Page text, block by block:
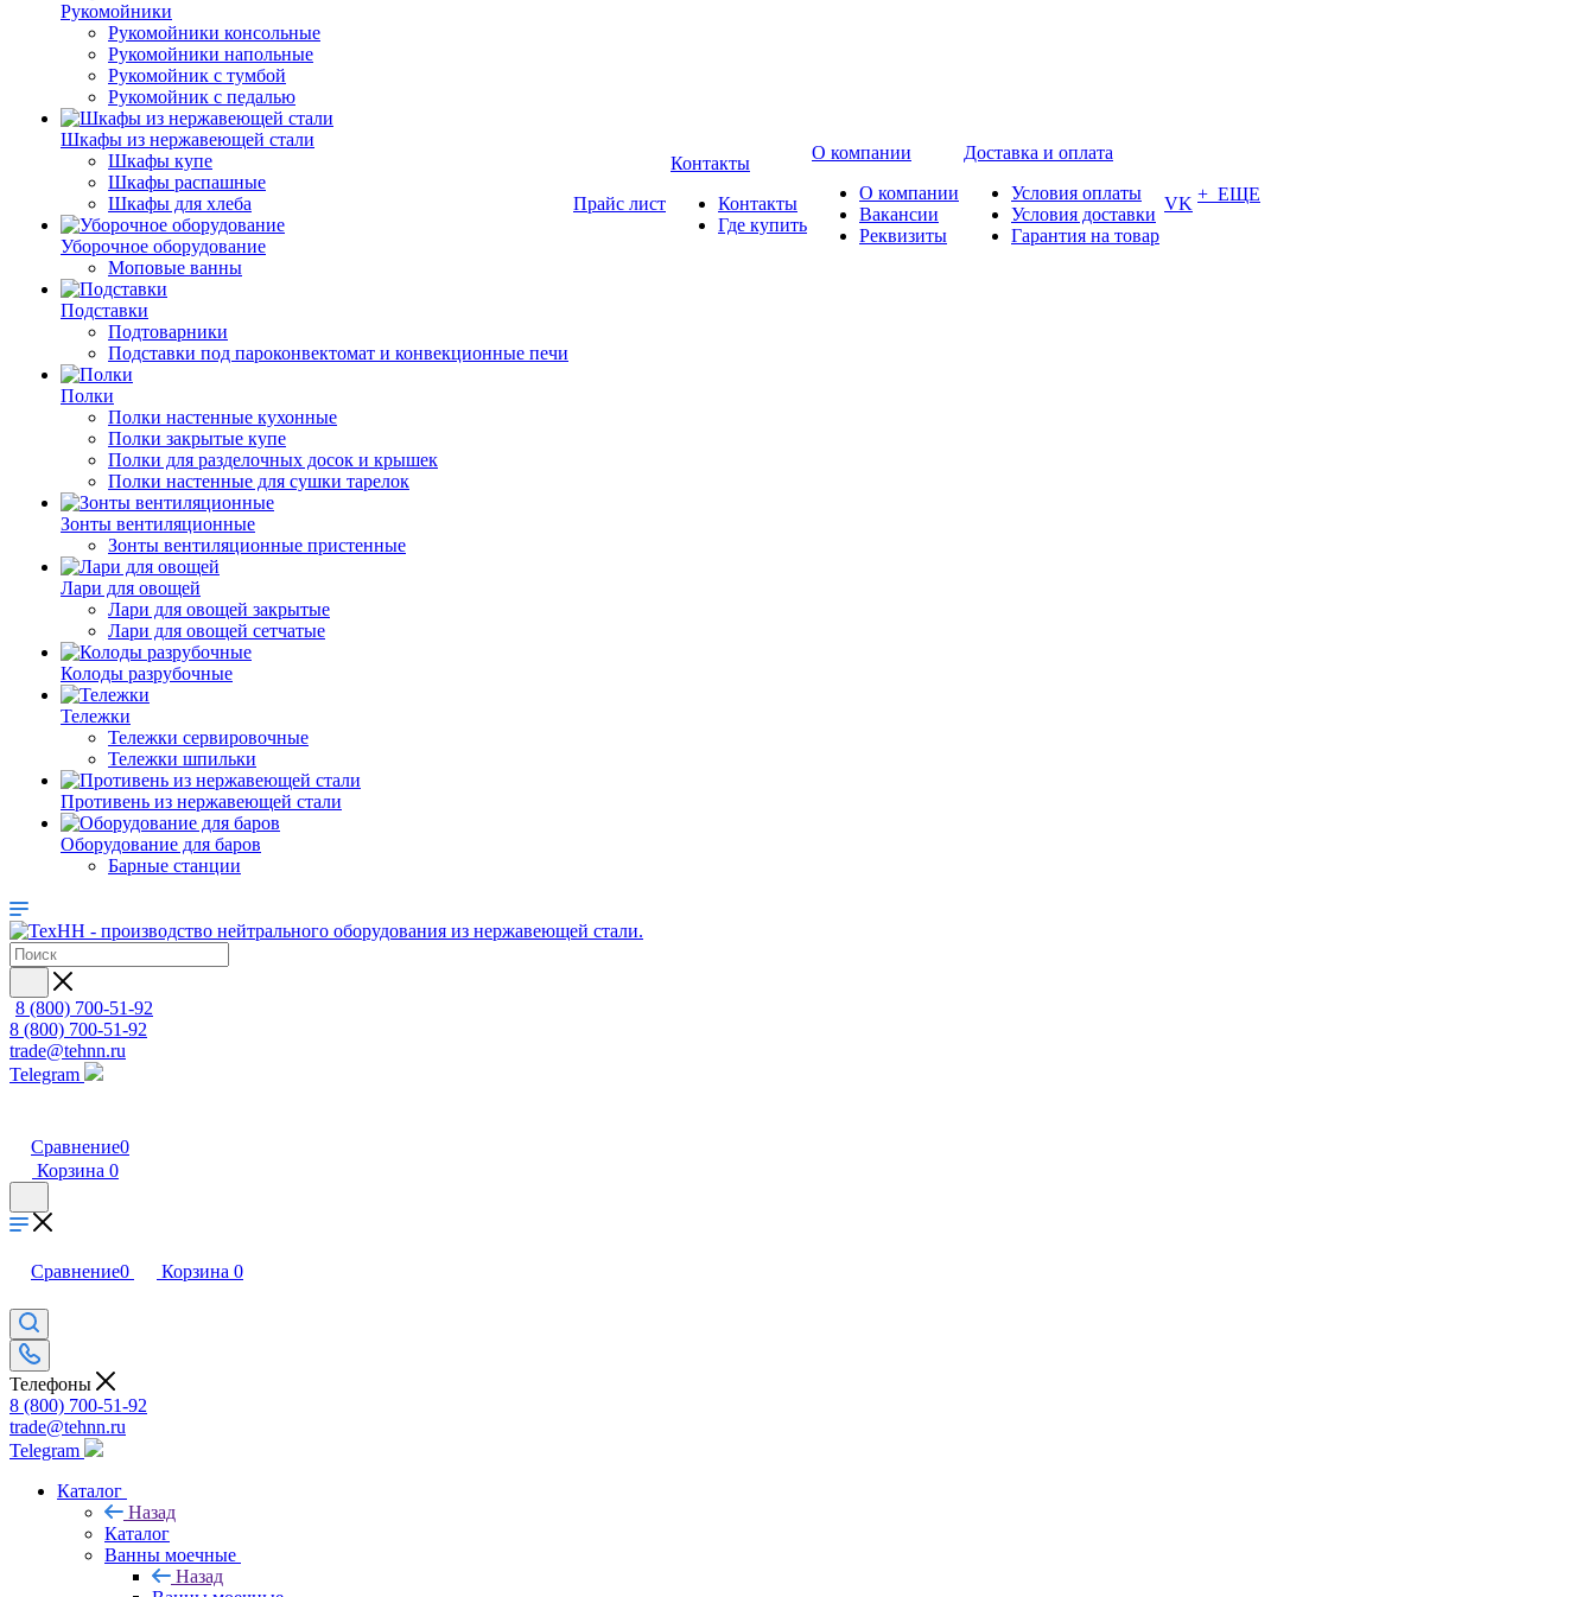
Рукомойники
Рукомойники консольные
Рукомойники напольные
Рукомойник с тумбой
Рукомойник с педалью
Шкафы из нержавеющей стали
Шкафы купе
Шкафы распашные
Шкафы для хлеба
Уборочное оборудование
Моповые ванны
Подставки
Подтоварники
Подставки под пароконвектомат и конвекционные печи
Полки
Полки настенные кухонные
Полки закрытые купе
Полки для разделочных досок и крышек
Полки настенные для сушки тарелок
Зонты вентиляционные
Зонты вентиляционные пристенные
Лари для овощей
Лари для овощей закрытые
Лари для овощей сетчатые
Колоды разрубочные
Тележки
Тележки сервировочные
Тележки шпильки
Противень из нержавеющей стали
Оборудование для баров
Барные станции
Прайс лист
Контакты
Контакты
Где купить
О компании
О компании
Вакансии
Реквизиты
Доставка и оплата
Условия оплаты
Условия доставки
Гарантия на товар
VK + ЕЩЕ
8 (800) 700-51-92
8 (800) 700-51-92
trade@tehnn.ru
Telegram
Сравнение0
Корзина 0
Сравнение0 Корзина 0
Телефоны
8 (800) 700-51-92
trade@tehnn.ru
Telegram
Каталог
Назад
Каталог
Ванны моечные
Назад